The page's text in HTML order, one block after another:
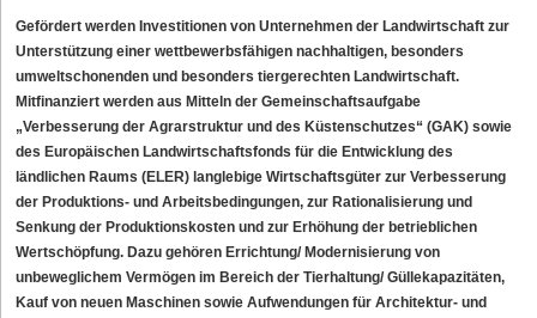
Gefördert werden Investitionen von Unternehmen der Landwirtschaft zur
Unterstützung einer wettbewerbsfähigen nachhaltigen, besonders
umweltschonenden und besonders tiergerechten Landwirtschaft.
Mitfinanziert werden aus Mitteln der Gemeinschaftsaufgabe
„Verbesserung der Agrarstruktur und des Küstenschutzes“ (GAK) sowie
des Europäischen Landwirtschaftsfonds für die Entwicklung des
ländlichen Raums (ELER) langlebige Wirtschaftsgüter zur Verbesserung
der Produktions- und Arbeitsbedingungen, zur Rationalisierung und
Senkung der Produktionskosten und zur Erhöhung der betrieblichen
Wertschöpfung. Dazu gehören Errichtung/ Modernisierung von
unbeweglichem Vermögen im Bereich der Tierhaltung/ Güllekapazitäten,
Kauf von neuen Maschinen sowie Aufwendungen für Architektur- und